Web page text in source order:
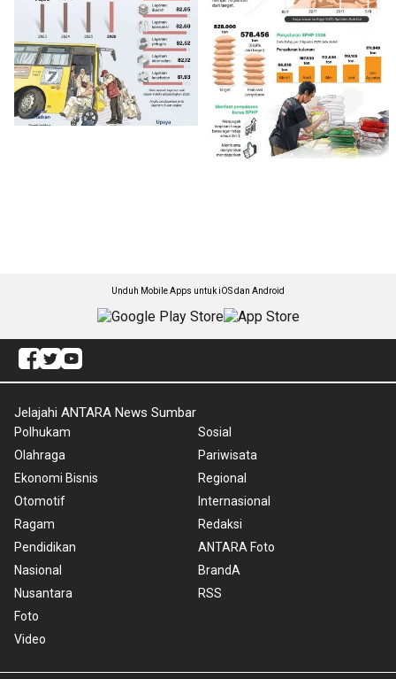
Unduh Mobile Apps untuk iOS dan Android
Jelajahi ANTARA News Sumbar
Polhukam
Olahraga
Ekonomi Bisnis
Otomotif
Ragam
Pendidikan
Nasional
Nusantara
Foto
Video
Sosial
Pariwisata
Regional
Internasional
Redaksi
ANTARA Foto
BrandA
RSS